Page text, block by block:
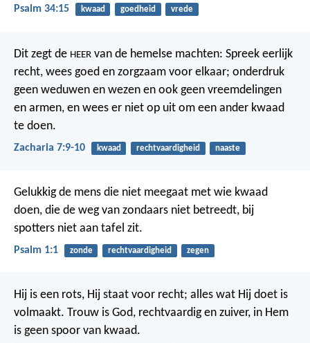
Psalm 34:15 kwaad goedheid vrede
Dit zegt de HEER van de hemelse machten: Spreek eerlijk
recht, wees goed en zorgzaam voor elkaar; onderdruk
geen weduwen en wezen en ook geen vreemdelingen
en armen, en wees er niet op uit om een ander kwaad
te doen.
Zacharia 7:9-10 kwaad rechtvaardigheid naaste
Gelukkig de mens die niet meegaat met wie kwaad
doen, die de weg van zondaars niet betreedt, bij
spotters niet aan tafel zit.
Psalm 1:1 zonde rechtvaardigheid zegen
Hij is een rots, Hij staat voor recht; alles wat Hij doet is
volmaakt. Trouw is God, rechtvaardig en zuiver, in Hem
is geen spoor van kwaad.